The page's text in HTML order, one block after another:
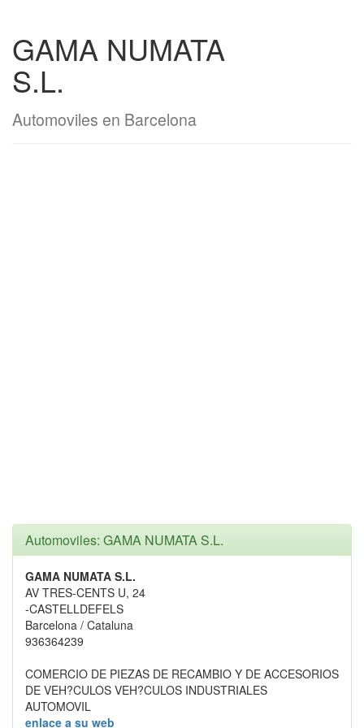
GAMA NUMATA
S.L.
Automoviles en Barcelona
Automoviles: GAMA NUMATA S.L.
GAMA NUMATA S.L.
AV TRES-CENTS U, 24
-CASTELLDEFELS
Barcelona / Cataluna
936364239
COMERCIO DE PIEZAS DE RECAMBIO Y DE ACCESORIOS
DE VEH?CULOS VEH?CULOS INDUSTRIALES
AUTOMOVIL
enlace a su web